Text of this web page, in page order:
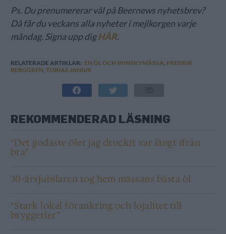
Ps. Du prenumererar väl på Beernews nyhetsbrev?
Då får du veckans alla nyheter i mejlkorgen varje
måndag. Signa upp digHÄR.
RELATERADE ARTIKLAR: EN ÖL OCH WHISKYMÄSSA FREDRIK
BERGGREN TOBIAS JANIUS
REKOMMENDERAD LÄSNING
“Det godaste ölet jag druckit var långt ifrån
bra”
30-årsjubilaren tog hem mässans bästa öl
“Stark lokal förankring och lojalitet till
bryggerier”